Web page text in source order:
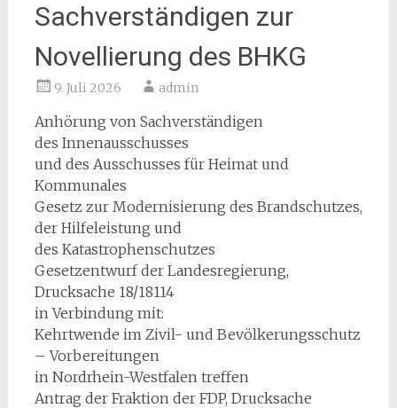
Sachverständigen zur
Novellierung des BHKG
9. Juli 2026 admin
Anhörung von Sachverständigen
des Innenausschusses
und des Ausschusses für Heimat und
Kommunales
Gesetz zur Modernisierung des Brandschutzes,
der Hilfeleistung und
des Katastrophenschutzes
Gesetzentwurf der Landesregierung,
Drucksache 18/18114
in Verbindung mit:
Kehrtwende im Zivil- und Bevölkerungsschutz
– Vorbereitungen
in Nordrhein-Westfalen treffen
Antrag der Fraktion der FDP, Drucksache